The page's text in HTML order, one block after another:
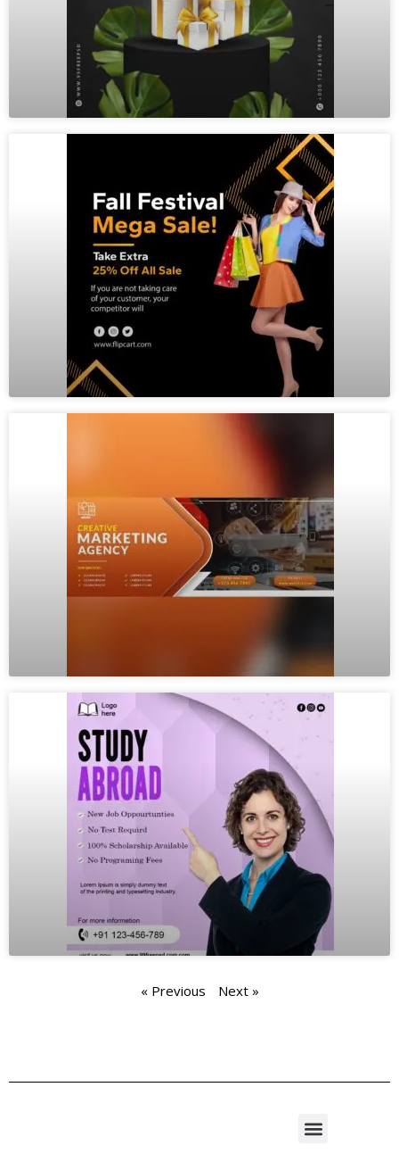
« Previous Next »